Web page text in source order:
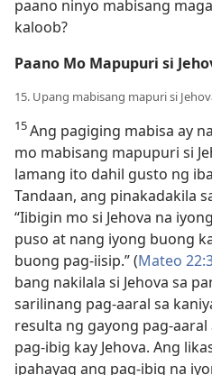
paano ninyo mabisang
kaloob?
Paano Mo Mapupuri si
15. Upang mabisang mapuri si
15Ang pagiging mabisa ay
mo mabisang mapupuri si
lamang ito dahil gusto ng
Tandaan, ang pinakadakila
“Iibigin mo si Jehova na
puso at nang iyong buong
buong pag-iisip.” (Mateo
bang nakilala si Jehova sa
sarilinang pag-aaral sa
resulta ng gayong pag-
pag-ibig kay Jehova. Ang
ipahayag ang pag-ibig na